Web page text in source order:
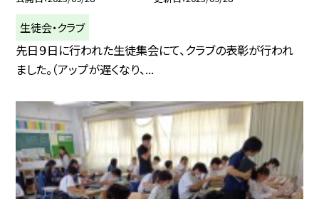
生徒会・クラブ
先日９日に行われた生徒集会にて、クラブの表彰が行われ
ました。（アップが遅くなり、...